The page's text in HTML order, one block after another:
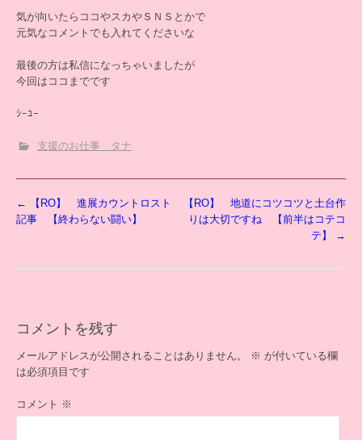
気が向いたらココやスカやＳＮＳとかで
元気なコメントでも入れてくださいな
最後の方は私信になっちゃいましたが
今回はココまでです
ｼｰﾕｰ
支援のお仕事 タナ
投
稿
ゲ
ョ
ン
←
【RO】 進展カウントロスト
記事 【終わらない闘い】
【RO】 地道にコツコツと土台作
りは大切ですね 【前半はコテコ
テ】
→
コメントを残す
メールアドレスが公開されることはありません。 ※ が付いている欄
は必須項目です
コメント ※